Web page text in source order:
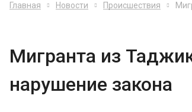
Главная Новости Происшествия
Мигранта из
нарушение закона